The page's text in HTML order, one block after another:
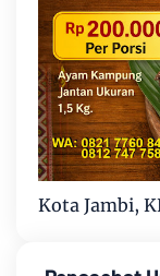
Kota Jambi,